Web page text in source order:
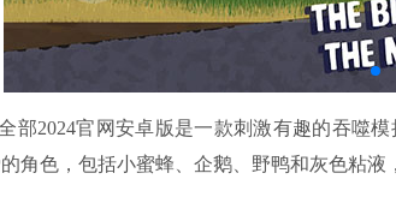
部2024官网安卓版是一款刺激有趣的吞噬
角色，包括小蜜蜂、企鹅、野鸭和灰色粘液